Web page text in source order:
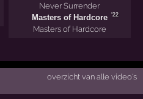
Never Surrender
Masters of Hardcore
'22
Masters of Hardcore
overzicht van alle video's